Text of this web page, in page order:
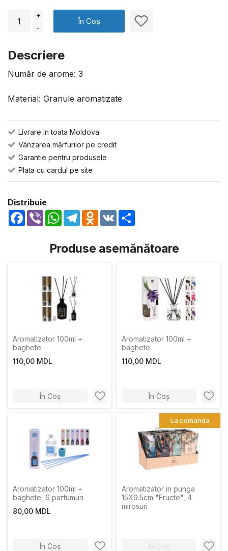
+
-
În Coș
Descriere
Număr de arome: 3
Material: Granule aromatizate
Livrare in toata Moldova
Vânzarea mărfurilor pe credit
Garantie pentru produsele
Plata cu cardul pe site
Distribuie
Facebook
Viber WhatsApp
TelegramOdnoklassniki
VK
Produse asemănătoare
Aromatizator 100ml +
baghete
110,00 MDL
În Coș
Aromatizator 100ml +
baghete
110,00 MDL
În Coș
Aromatizator 100ml +
baghete, 6 parfumuri
80,00 MDL
În Coș
Aromatizator in punga
15X9.5cm "Fructe", 4
mirosuri
În Coș
La comanda